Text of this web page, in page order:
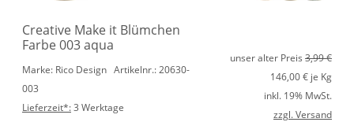
Creative Make it Blümchen
Farbe 003 aqua
Marke: Rico Design Artikelnr.: 20630-
003
Lieferzeit*:3 Werktage
unser alter Preis 3,99 €
146,00€ je Kg
inkl. 19% MwSt.
zzgl. Versand